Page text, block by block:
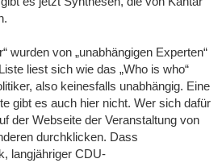
wurden von „unabhängigen Experten“
liest sich wie das „Who is who“
also keinesfalls unabhängig. Eine
gibt es auch hier nicht. Wer sich dafür
der Webseite der Veranstaltung von
durchklicken. Dass
langjähriger CDU-